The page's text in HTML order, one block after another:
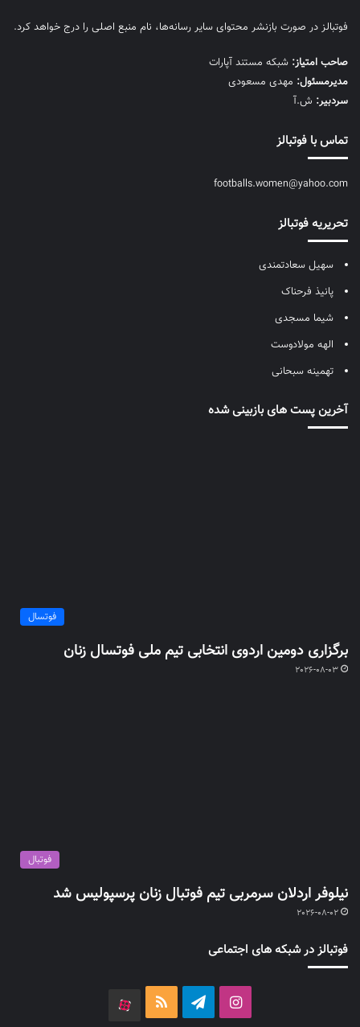
فوتبالز در صورت بازنشر محتوای سایر رسانه‌ها، نام منبع اصلی را درج خواهد کرد.
صاحب امتیاز: شبکه مستند آپارات
مديرمسئول: مهدی مسعودی
سردبیر: ش.آ
تماس با فوتبالز
footballs.women@yahoo.com
تحریریه فوتبالز
سهیل سعادتمندی
پانیذ فرحناک
شیما مسجدی
الهه مولادوست
تهمینه سبحانی
آخرین پست های بازبینی شده
فوتسال
برگزاری دومین اردوی انتخابی تیم ملی فوتسال زنان
2026-08-03
فوتبال
نیلوفر اردلان سرمربی تیم فوتبال زنان پرسپولیس شد
2026-08-02
فوتبالز در شبکه های اجتماعی
اینستاگرامتلگرام خوراک